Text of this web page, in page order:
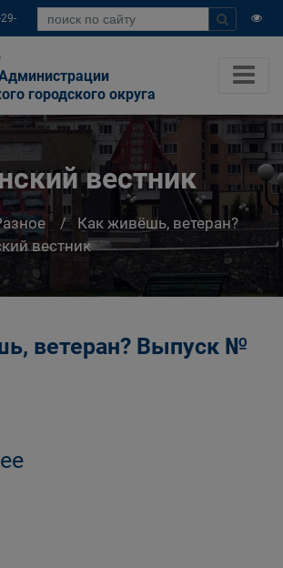
городского округа
вестник
Как живёшь, ветеран?
вестник
ветеран? Выпуск №